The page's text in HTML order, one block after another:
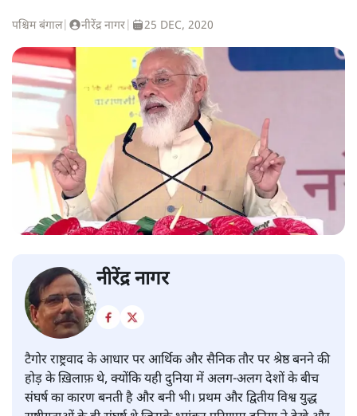
पश्चिम बंगाल| नीरेंद्र नागर 25 DEC, 2020
नीरेंद्र नागर
टैगोर राष्ट्रवाद के आधार पर आर्थिक और सैनिक तौर पर श्रेष्ठ बनने की
होड़ के ख़िलाफ़ थे, क्योंकि यही दुनिया में अलग-अलग देशों के बीच
संघर्ष का कारण बनती है और बनी भी। प्रथम और द्वितीय विश्व युद्ध